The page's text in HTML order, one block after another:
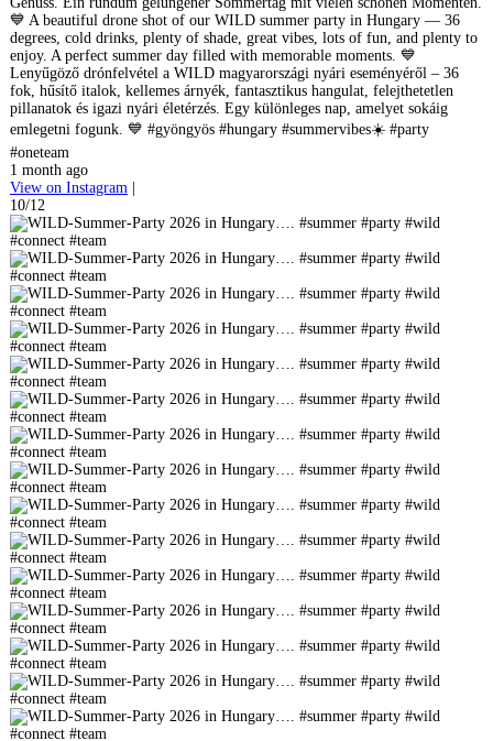
💙 A beautiful drone shot of our WILD summer party in Hungary — 36
degrees, cold drinks, plenty of shade, great vibes, lots of fun, and plenty to
enjoy. A perfect summer day filled with memorable moments. 💙
Lenyűgöző drónfelvétel a WILD magyarországi nyári eseményéről – 36
fok, hűsítő italok, kellemes árnyék, fantasztikus hangulat, felejthetetlen
pillanatok és igazi nyári életérzés. Egy különleges nap, amelyet sokáig
emlegetni fogunk. 💙 #gyöngyös #hungary #summervibes☀️ #party
#oneteam
1 month ago
View on Instagram |
10/12